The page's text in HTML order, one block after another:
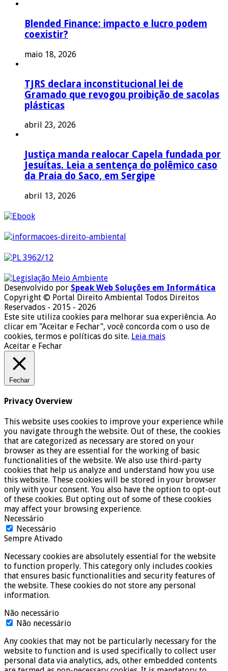
Blended Finance: impacto e lucro podem
coexistir?
maio 18, 2026
TJRS declara inconstitucional lei de
Gramado que revogou proibição de sacolas
plásticas
abril 23, 2026
Justiça manda realocar Capela fundada por
Jesuítas. Leia a sentença do polêmico caso
da Praia do Saco, em Sergipe
abril 13, 2026
Desenvolvido por Speak Web Soluções em Informática
Copyright © Portal Direito Ambiental Todos Direitos
Reservados - 2015 - 2026
Este site utiliza cookies para melhorar sua experiência. Ao
clicar em "Aceitar e Fechar", você concorda com o uso de
cookies, termos e políticas do site. Leia mais
Aceitar e Fechar
Fechar
Privacy Overview
This website uses cookies to improve your experience while
you navigate through the website. Out of these, the cookies
that are categorized as necessary are stored on your
browser as they are essential for the working of basic
functionalities of the website. We also use third-party
cookies that help us analyze and understand how you use
this website. These cookies will be stored in your browser
only with your consent. You also have the option to opt-out
of these cookies. But opting out of some of these cookies
may affect your browsing experience.
Necessário
Necessário
Sempre Ativado
Necessary cookies are absolutely essential for the website
to function properly. This category only includes cookies
that ensures basic functionalities and security features of
the website. These cookies do not store any personal
information.
Não necessário
Não necessário
Any cookies that may not be particularly necessary for the
website to function and is used specifically to collect user
personal data via analytics, ads, other embedded contents